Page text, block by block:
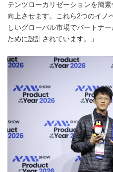
テンツローカリゼーションを簡
向上させます。これら2つのイノ
しいグローバル市場でパートナ
ために設計されています。」